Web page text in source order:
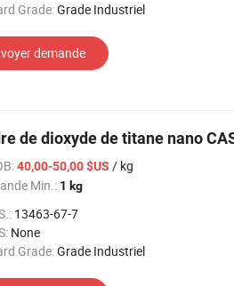
Grade:Grade Industriel
demande
de dioxyde de titane nano
40,00-50,00 $US / kg
Min.: 1 kg
13463-67-7
None
Grade:Grade Industriel